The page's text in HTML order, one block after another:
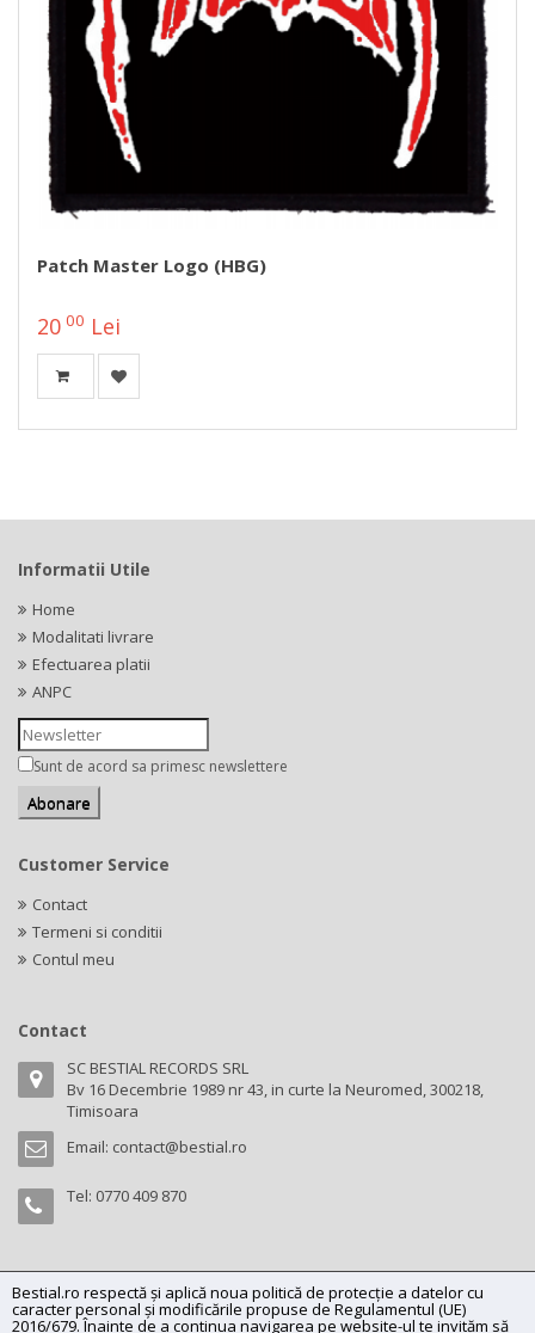
Patch Master Logo (HBG)
20 00 Lei
Bestial.ro respectă și aplică noua politică de protecție a datelor cu
caracter personal și modificările propuse de Regulamentul (UE)
2016/679. Înainte de a continua navigarea pe website-ul te invităm să
Informatii Utile
Home
Modalitati livrare
Efectuarea platii
ANPC
Sunt de acord sa primesc newslettere
Customer Service
Contact
Termeni si conditii
Contul meu
Contact
SC BESTIAL RECORDS SRL
Bv 16 Decembrie 1989 nr 43, in curte la Neuromed, 300218,
Timisoara
Email: contact@bestial.ro
Tel: 0770 409 870
Copyright (C) 2026bestial.ro -All rights reserved.
SC BESTIAL RECORDS SRL, Nr. R.C.: J35/345/2005, C.U.I.: RO17197870,